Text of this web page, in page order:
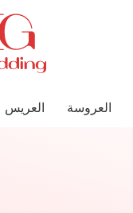
العروسة العريس